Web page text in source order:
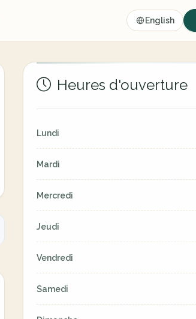
English
Heures d'ouverture
Lundi
Mardi
Mercredi
Jeudi
Vendredi
Samedi